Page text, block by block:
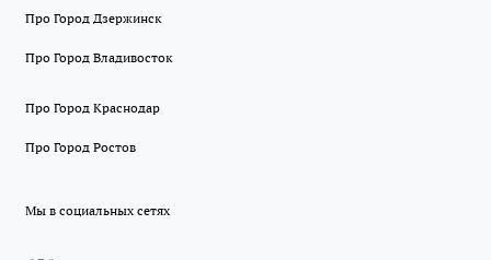
Про Город Дзержинск
Про Город Владивосток
Про Город Краснодар
Про Город Ростов
Мы в социальных сетях